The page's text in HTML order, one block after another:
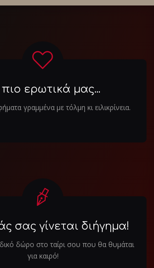
ερωτικά μας...
γραμμένα με τόλμη κι ειλικρίνεια.
σας γίνεται διήγημα!
δώρο στο ταίρι σου που θα θυμάται
για καιρό!